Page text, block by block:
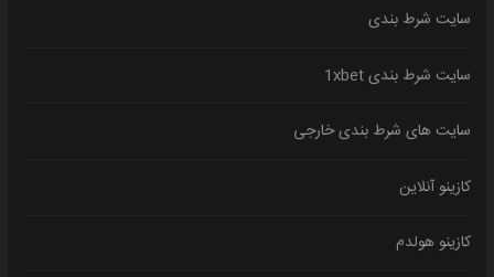
سایت شرط بندی
سایت شرط بندی 1xbet
سایت های شرط بندی خارجی
کازینو آنلاین
کازینو هولدم